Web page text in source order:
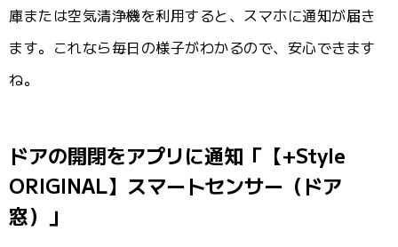
庫または空気清浄機を利用すると、スマホに通知が届き
ます。これなら毎日の様子がわかるので、安心できます
ね。
ドアの開閉をアプリに通知「【+Style
ORIGINAL】スマートセンサー（ドア
窓）」